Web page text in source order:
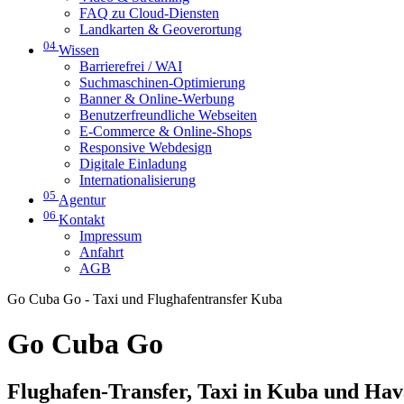
FAQ zu Cloud-Diensten
Landkarten & Geoverortung
04 Wissen
Barrierefrei / WAI
Suchmaschinen-Optimierung
Banner & Online-Werbung
Benutzerfreundliche Webseiten
E-Commerce & Online-Shops
Responsive Webdesign
Digitale Einladung
Internationalisierung
05 Agentur
06 Kontakt
Impressum
Anfahrt
AGB
Go Cuba Go - Taxi und Flughafentransfer Kuba
Go Cuba Go
Flughafen-Transfer, Taxi in Kuba und